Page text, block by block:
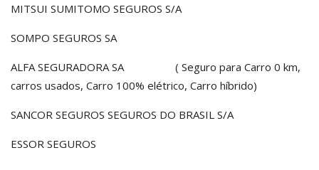
MITSUI SUMITOMO SEGUROS S/A
SOMPO SEGUROS SA
ALFA SEGURADORA SA ( Seguro para Carro 0 km,
carros usados, Carro 100% elétrico, Carro híbrido)
SANCOR SEGUROS SEGUROS DO BRASIL S/A
ESSOR SEGUROS